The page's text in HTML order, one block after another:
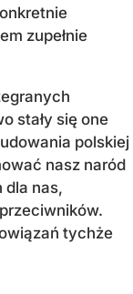
zupełnie
stały się one
polskiej
nasz naród
dla nas,
tychże